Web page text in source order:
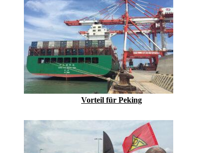
Vorteil für Peking